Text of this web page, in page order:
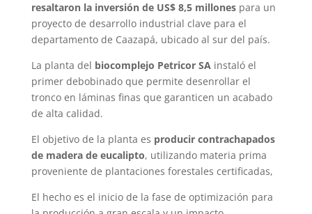
resaltaron la inversión de US$ 8,5 millonespara un
proyecto de desarrollo industrial clave para el
departamento de Caazapá, ubicado al sur del país.
La planta del biocomplejo Petricor SAinstaló el
primer debobinado que permite desenrollar el
tronco en láminas finas que garanticen un acabado
de alta calidad.
El objetivo de la planta es producir contrachapados
de madera de eucalipto, utilizando materia prima
proveniente de plantaciones forestales certificadas,
El hecho es el inicio de la fase de optimización para